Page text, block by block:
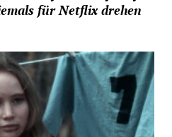
für Netflix drehen